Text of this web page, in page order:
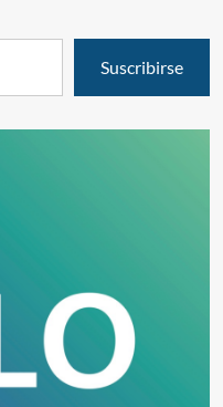
Suscribirse